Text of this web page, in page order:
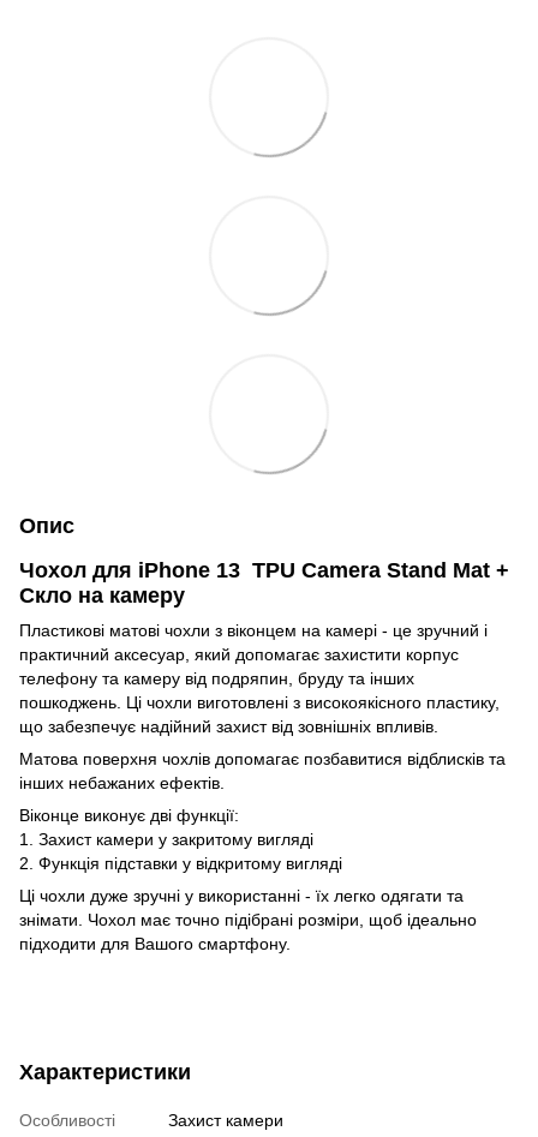
Опис
Чохол для iPhone 13 TPU Camera Stand Mat +
Скло на камеру
Пластикові матові чохли з віконцем на камері - це зручний і
практичний аксесуар, який допомагає захистити корпус
телефону та камеру від подряпин, бруду та інших
пошкоджень. Ці чохли виготовлені з високоякісного пластику,
що забезпечує надійний захист від зовнішніх впливів.
Матова поверхня чохлів допомагає позбавитися відблисків та
інших небажаних ефектів.
Віконце виконує дві функції:
1. Захист камери у закритому вигляді
2. Функція підставки у відкритому вигляді
Ці чохли дуже зручні у використанні - їх легко одягати та
знімати. Чохол має точно підібрані розміри, щоб ідеально
підходити для Вашого смартфону.
Характеристики
Особливості
Захист камери